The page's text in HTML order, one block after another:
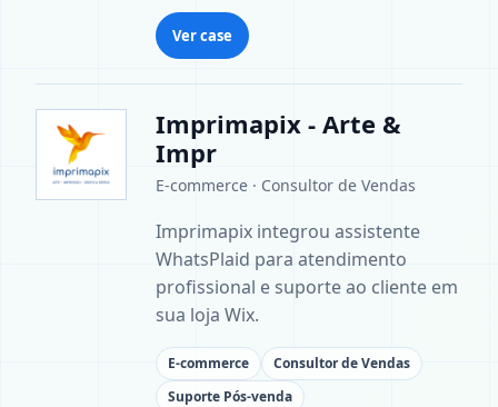
Ver case
Imprimapix - Arte &
Impr
E-commerce · Consultor de Vendas
Imprimapix integrou assistente
WhatsPlaid para atendimento
profissional e suporte ao cliente em
sua loja Wix.
E-commerce
Consultor de Vendas
Suporte Pós-venda